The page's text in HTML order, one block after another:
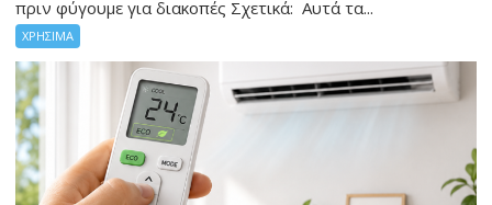
πριν φύγουμε για διακοπές Σχετικά: Αυτά τα...
ΧΡΗΣΙΜΑ